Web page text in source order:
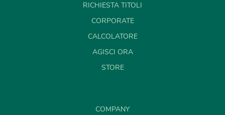
RICHIESTA TITOLI
CORPORATE
CALCOLATORE
AGISCI ORA
STORE
COMPANY